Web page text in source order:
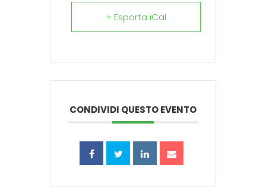
+ Esporta iCal
CONDIVIDI QUESTO EVENTO